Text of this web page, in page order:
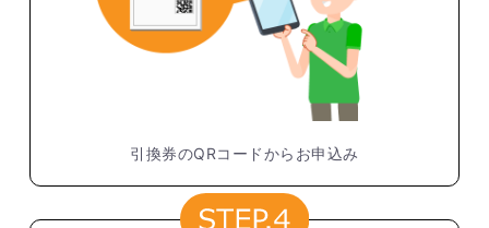
引換券のQRコードからお申込み